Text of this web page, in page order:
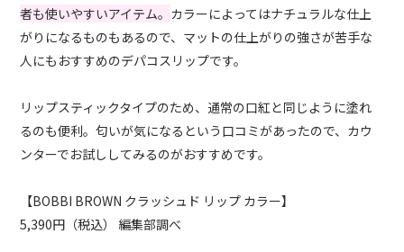
者も使いやすいアイテム。 カラーによってはナチュラルな仕上
がりになるものもあるので、マットの仕上がりの強さが苦手な
人にもおすすめのデパコスリップです。
リップスティックタイプのため、通常の口紅と同じように塗れ
るのも便利。匂いが気になるという口コミがあったので、カウ
ンターでお試ししてみるのがおすすめです。
【BOBBI BROWN クラッシュド リップ カラー】
5,390円（税込） 編集部調べ